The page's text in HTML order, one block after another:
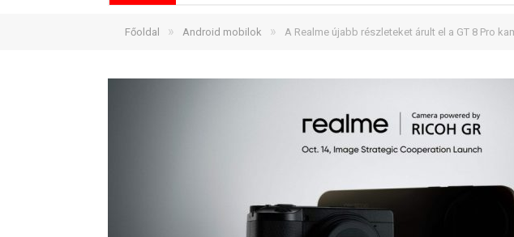
Főoldal » Android mobilok » A Realme újabb részleteket árult el a GT 8 Pro